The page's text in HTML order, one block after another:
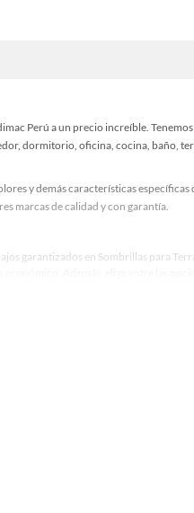
Perú a un precio increíble.
dormitorio, oficina, cocina, baño,
y demás características
marcas de calidad y con garantía.
garantizados en Sombrillas para